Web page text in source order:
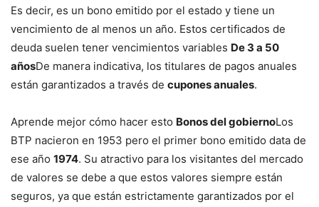
Es decir, es un bono emitido por el estado y tiene un
vencimiento de al menos un año. Estos certificados de
deuda suelen tener vencimientos variables De 3 a 50
añosDe manera indicativa, los titulares de pagos anuales
están garantizados a través de cupones anuales.
Aprende mejor cómo hacer esto Bonos del gobiernoLos
BTP nacieron en 1953 pero el primer bono emitido data de
ese año 1974. Su atractivo para los visitantes del mercado
de valores se debe a que estos valores siempre están
seguros, ya que están estrictamente garantizados por el